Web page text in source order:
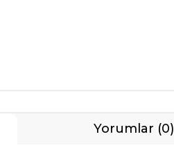
Yorumlar (0)